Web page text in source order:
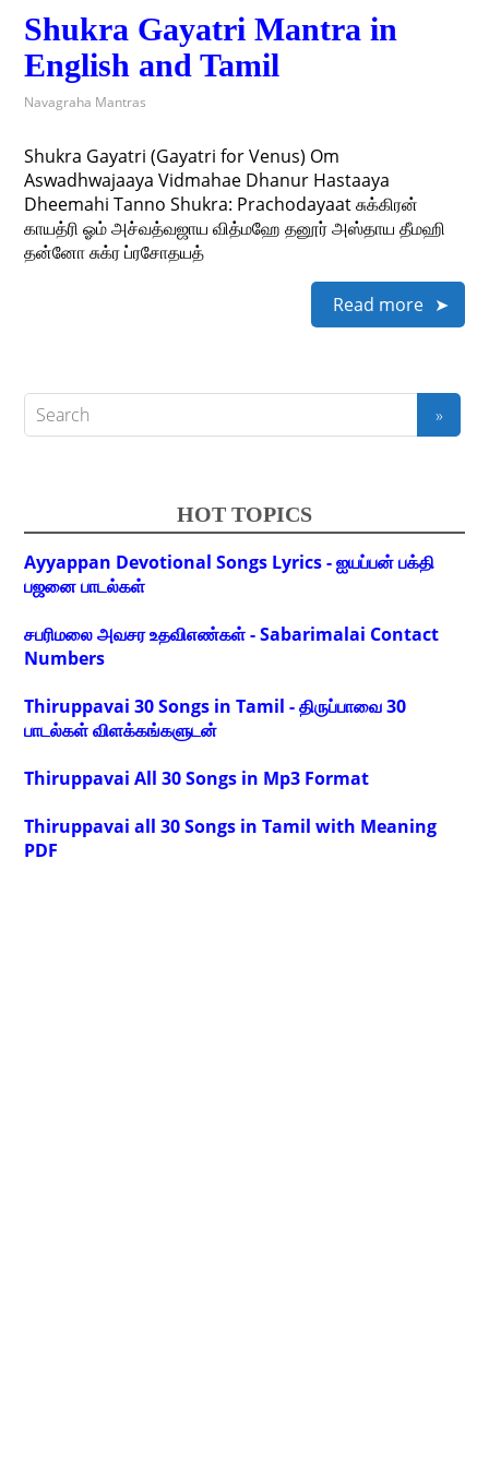
Shukra Gayatri Mantra in
English and Tamil
Navagraha Mantras
Shukra Gayatri (Gayatri for Venus) Om
Aswadhwajaaya Vidmahae Dhanur Hastaaya
Dheemahi Tanno Shukra: Prachodayaat சுக்கிரன்
காயத்ரி ஓம் அச்வத்வஜாய வித்மஹே தனூர் அஸ்தாய தீமஹி
தன்னோ சுக்ர ப்ரசோதயத்
Read more
HOT TOPICS
Ayyappan Devotional Songs Lyrics - ஐயப்பன் பக்தி
பஜனை பாடல்கள்
சபரிமலை அவசர உதவிஎண்கள் - Sabarimalai Contact
Numbers
Thiruppavai 30 Songs in Tamil - திருப்பாவை 30
பாடல்கள் விளக்கங்களுடன்
Thiruppavai All 30 Songs in Mp3 Format
Thiruppavai all 30 Songs in Tamil with Meaning
PDF